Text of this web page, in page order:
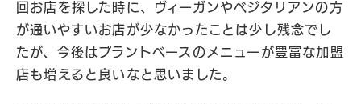
回お店を探した時に、ヴィーガンやベジタリアンの方
が通いやすいお店が少なかったことは少し残念でし
たが、今後はプラントベースのメニューが豊富な加盟
店も増えると良いなと思いました。